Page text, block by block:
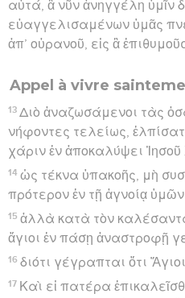
αὐτά, ἃ νῦν ἀνηγγέλη ὑμῖν
εὐαγγελισαμένων ὑμᾶς
ἀπ’ οὐρανοῦ, εἰς ἃ
Appel à vivre
13 Διὸ ἀναζωσάμενοι τὰς
νήφοντες τελείως,
χάριν ἐν ἀποκαλύψει Ἰησοῦ
14 ὡς τέκνα ὑπακοῆς, μὴ
πρότερον ἐν τῇ ἀγνοίᾳ ὑμῶν
15 ἀλλὰ κατὰ τὸν
ἅγιοι ἐν πάσῃ ἀναστροφῇ
16 διότι γέγραπται ὅτι
17 Καὶ εἰ πατέρα